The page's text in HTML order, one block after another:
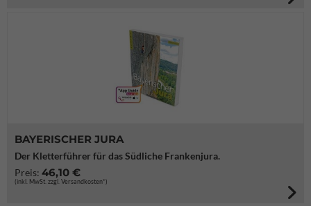
BAYERISCHER JURA
Der Kletterführer für das Südliche Frankenjura.
Preis: 46,10 €
(inkl. MwSt. zzgl. Versandkosten*)